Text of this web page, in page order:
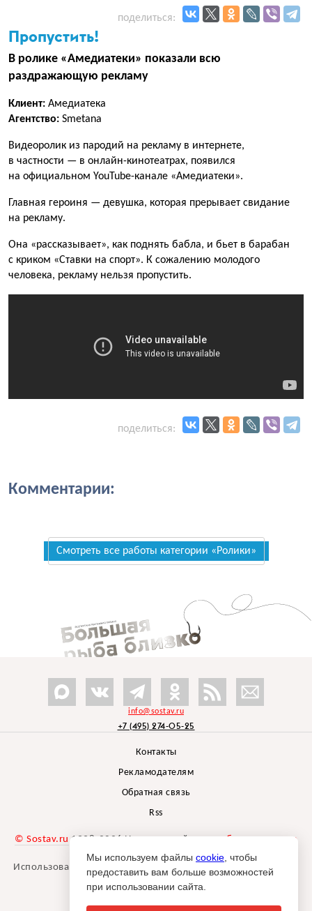
поделиться:
Пропустить!
В ролике «Амедиатеки» показали всю
раздражающую рекламу
Клиент: Амедиатека
Агентство: Smetana
Видеоролик из пародий на рекламу в интернете,
в частности — в онлайн-кинотеатрах, появился
на официальном YouTube-канале «Амедиатеки».
Главная героиня — девушка, которая прерывает свидание
на рекламу.
Она «рассказывает», как поднять бабла, и бьет в барабан
с криком «Ставки на спорт». К сожалению молодого
человека, рекламу нельзя пропустить.
поделиться:
Комментарии:
Смотреть все работы категории «Ролики»
info@sostav.ru
+7 (495) 274-05-25
Контакты
Рекламодателям
Обратная связь
Rss
© Sostav.ru 1998-2026 Независимый проектбрендингового
агентства Depot
Использование материалов Sostav.ru допустимо только при
указании источника.
Мы используем файлы cookie , чтобы
предоставить вам больше возможностей
при использовании сайта.